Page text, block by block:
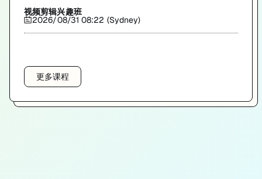
视频剪辑兴趣班
2026/08/31 08:22 (Sydney)
更多课程